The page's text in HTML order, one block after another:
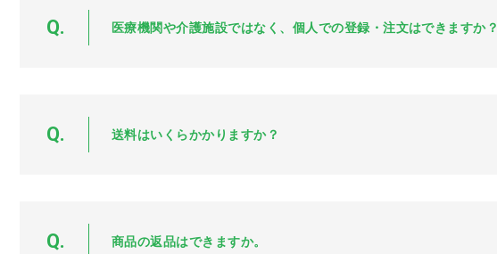
Q. 医療機関や介護施設ではなく、個人での登録・注文はできますか？
Q. 送料はいくらかかりますか？
Q. 商品の返品はできますか。